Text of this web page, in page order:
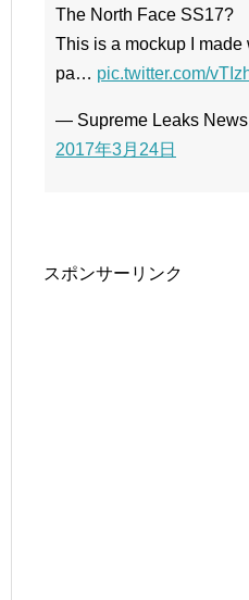
The North Face SS17?
This is a mockup I
pa… pic.twitter.com/
— Supreme Leaks
2017年3月24日
スポンサーリンク